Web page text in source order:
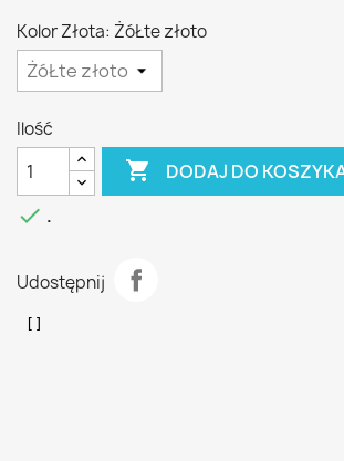
Kolor Złota: ŻóŁte złoto
Ilość
 DODAJ DO
 .
Udostępnij